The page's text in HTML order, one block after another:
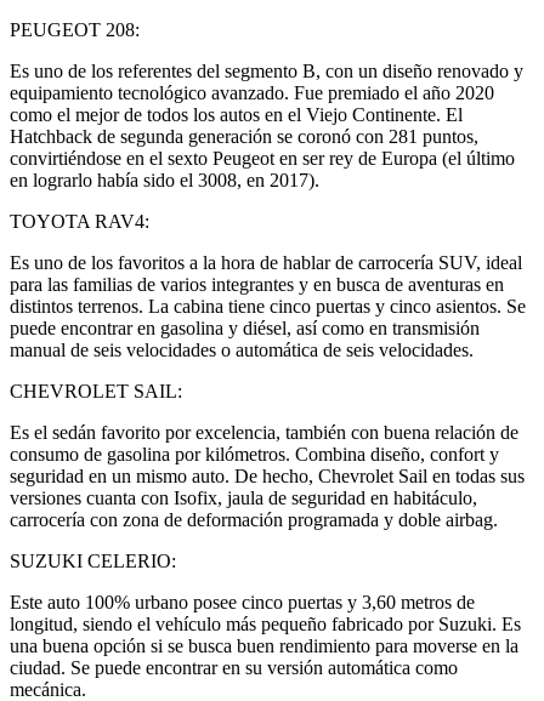
PEUGEOT 208:
Es uno de los referentes del segmento B, con un diseño renovado y
equipamiento tecnológico avanzado. Fue premiado el año 2020
como el mejor de todos los autos en el Viejo Continente. El
Hatchback de segunda generación se coronó con 281 puntos,
convirtiéndose en el sexto Peugeot en ser rey de Europa (el último
en lograrlo había sido el 3008, en 2017).
TOYOTA RAV4:
Es uno de los favoritos a la hora de hablar de carrocería SUV, ideal
para las familias de varios integrantes y en busca de aventuras en
distintos terrenos. La cabina tiene cinco puertas y cinco asientos. Se
puede encontrar en gasolina y diésel, así como en transmisión
manual de seis velocidades o automática de seis velocidades.
CHEVROLET SAIL:
Es el sedán favorito por excelencia, también con buena relación de
consumo de gasolina por kilómetros. Combina diseño, confort y
seguridad en un mismo auto. De hecho, Chevrolet Sail en todas sus
versiones cuanta con Isofix, jaula de seguridad en habitáculo,
carrocería con zona de deformación programada y doble airbag.
SUZUKI CELERIO:
Este auto 100% urbano posee cinco puertas y 3,60 metros de
longitud, siendo el vehículo más pequeño fabricado por Suzuki. Es
una buena opción si se busca buen rendimiento para moverse en la
ciudad. Se puede encontrar en su versión automática como
mecánica.